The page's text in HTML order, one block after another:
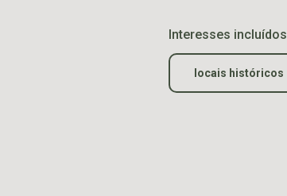
Interesses incluídos
locais históricos